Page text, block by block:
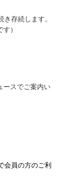
存続します。
）
ースでご案内い
会員の方のご利